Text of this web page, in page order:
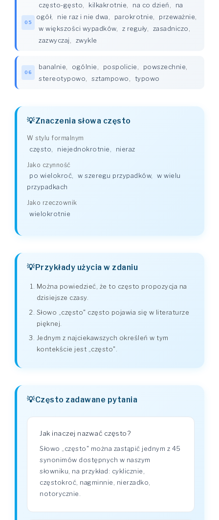
05
często-gęsto kilkakrotnie na co dzień
na
ogół, nie raz i nie dwa parokrotnie przeważnie
w większości wypadków, z reguły, zasadniczo
zazwyczaj
zwykle
06
banalnie ogólnie pospolicie powszechnie
stereotypowo
sztampowo typowo
Znaczenia słowa często
W stylu formalnym
często niejednokrotnie nieraz
Jako czynność
po wielokroć, w szeregu przypadków,
w wielu
przypadkach
Jako rzeczownik
wielokrotnie
Przykłady użycia w zdaniu
Można powiedzieć, że to często propozycja na
dzisiejsze czasy.
Słowo „często" często pojawia się w literaturze
pięknej.
Jednym z najciekawszych określeń w tym
kontekście jest „często".
Często zadawane pytania
Jak inaczej nazwać często?
Słowo „często" można zastąpić jednym z 45
synonimów dostępnych w naszym
słowniku, na przykład: cyklicznie,
częstokroć, nagminnie, nierzadko,
notorycznie.